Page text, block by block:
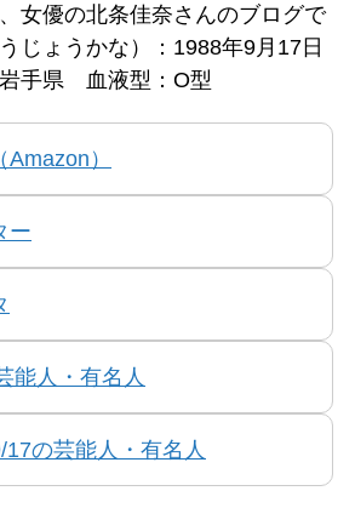
女優の北条佳奈さんのブログで
じょうかな）：1988年9月17日
手県 血液型：O型
）
ー
能人・有名人
の芸能人・有名人